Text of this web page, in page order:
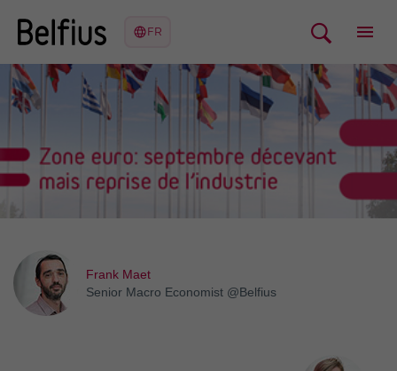
Frank Maet
Senior Macro Economist @Belfius